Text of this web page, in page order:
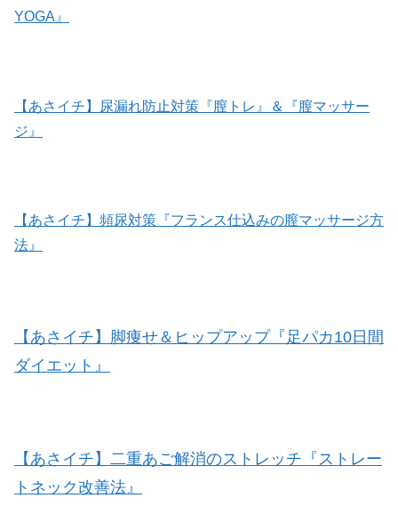
YOGA』
【あさイチ】尿漏れ防止対策『膣トレ』＆『膣マッサー
ジ』
【あさイチ】頻尿対策『フランス仕込みの膣マッサージ方
法』
【あさイチ】脚痩せ＆ヒップアップ『足パカ10日間
ダイエット』
【あさイチ】二重あご解消のストレッチ『ストレー
トネック改善法』